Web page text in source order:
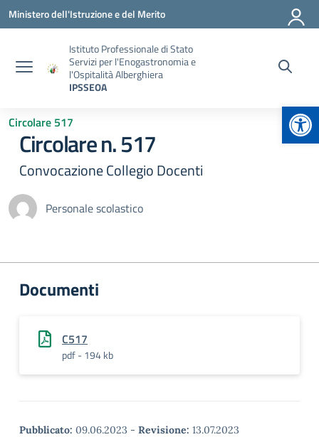
Vai ai contenuti
Vai al menu di navigazione
Vai al footer
Ministero dell'Istruzione e del Merito
Istituto Professionale di Stato
Servizi per l'Enogastronomia e
l'Ospitalità Alberghiera
IPSSEOA
Circolare 517
Circolare n. 517
Convocazione Collegio Docenti
Personale scolastico
Documenti
C517
pdf - 194 kb
Pubblicato: 09.06.2023 - Revisione: 13.07.2023